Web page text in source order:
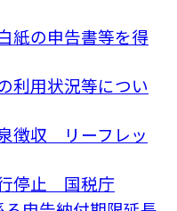
紙の申告書等を得
利用状況等につい
徴収 リーフレッ
停止 国税庁